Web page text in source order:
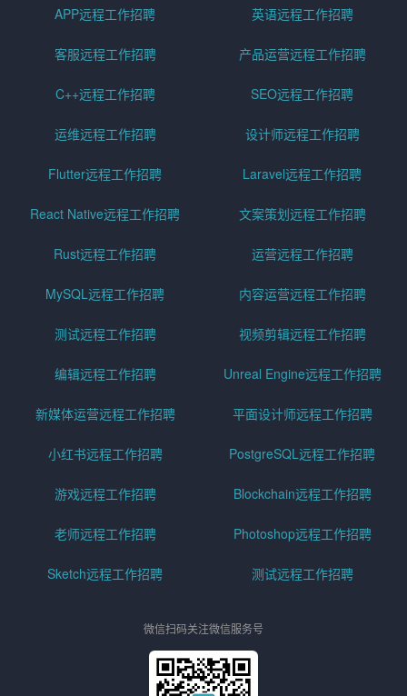
APP远程工作招聘 英语远程工作招聘
客服远程工作招聘 产品运营远程工作招聘
C++远程工作招聘 SEO远程工作招聘
运维远程工作招聘 设计师远程工作招聘
Flutter远程工作招聘 Laravel远程工作招聘
React Native远程工作招聘 文案策划远程工作招聘
Rust远程工作招聘 运营远程工作招聘
MySQL远程工作招聘 内容运营远程工作招聘
测试远程工作招聘 视频剪辑远程工作招聘
编辑远程工作招聘 Unreal Engine远程工作招聘
新媒体运营远程工作招聘 平面设计师远程工作招聘
小红书远程工作招聘 PostgreSQL远程工作招聘
游戏远程工作招聘 Blockchain远程工作招聘
老师远程工作招聘 Photoshop远程工作招聘
Sketch远程工作招聘 测试远程工作招聘
微信扫码关注微信服务号